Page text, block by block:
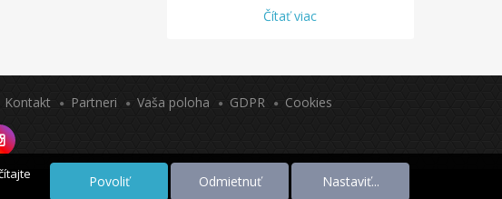
Čítať viac
Kontakt Partneri Vaša poloha GDPR Cookies
Povoliť Odmietnuť Nastaviť...